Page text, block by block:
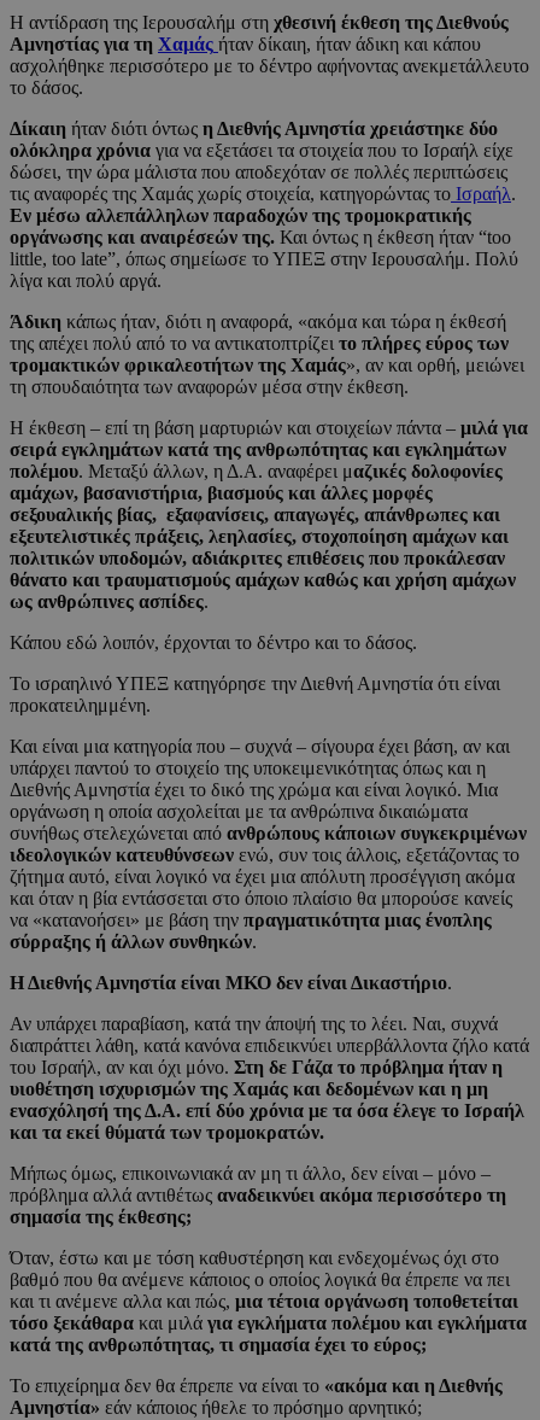
Η αντίδραση της Ιερουσαλήμ στη χθεσινή έκθεση της Διεθνούς
Αμνηστίας για τη Χαμάς ήταν δίκαιη, ήταν άδικη και κάπου
ασχολήθηκε περισσότερο με το δέντρο αφήνοντας ανεκμετάλλευτο
το δάσος.
Δίκαιη ήταν διότι όντως η Διεθνής Αμνηστία χρειάστηκε δύο
ολόκληρα χρόνια για να εξετάσει τα στοιχεία που το Ισραήλ είχε
δώσει, την ώρα μάλιστα που αποδεχόταν σε πολλές περιπτώσεις
τις αναφορές της Χαμάς χωρίς στοιχεία, κατηγορώντας το Ισραήλ.
Εν μέσω αλλεπάλληλων παραδοχών της τρομοκρατικής
οργάνωσης και αναιρέσεών της. Και όντως η έκθεση ήταν “too
little, too late”, όπως σημείωσε το ΥΠΕΞ στην Ιερουσαλήμ. Πολύ
λίγα και πολύ αργά.
Άδικη κάπως ήταν, διότι η αναφορά, «ακόμα και τώρα η έκθεσή
της απέχει πολύ από το να αντικατοπτρίζει το πλήρες εύρος των
τρομακτικών φρικαλεοτήτων της Χαμάς», αν και ορθή, μειώνει
τη σπουδαιότητα των αναφορών μέσα στην έκθεση.
Η έκθεση – επί τη βάση μαρτυριών και στοιχείων πάντα – μιλά για
σειρά εγκλημάτων κατά της ανθρωπότητας και εγκλημάτων
πολέμου. Μεταξύ άλλων, η Δ.Α. αναφέρει μαζικές δολοφονίες
αμάχων, βασανιστήρια, βιασμούς και άλλες μορφές
σεξουαλικής βίας, εξαφανίσεις, απαγωγές, απάνθρωπες και
εξευτελιστικές πράξεις, λεηλασίες, στοχοποίηση αμάχων και
πολιτικών υποδομών, αδιάκριτες επιθέσεις που προκάλεσαν
θάνατο και τραυματισμούς αμάχων καθώς και χρήση αμάχων
ως ανθρώπινες ασπίδες.
Κάπου εδώ λοιπόν, έρχονται το δέντρο και το δάσος.
Το ισραηλινό ΥΠΕΞ κατηγόρησε την Διεθνή Αμνηστία ότι είναι
προκατειλημμένη.
Και είναι μια κατηγορία που – συχνά – σίγουρα έχει βάση, αν και
υπάρχει παντού το στοιχείο της υποκειμενικότητας όπως και η
Διεθνής Αμνηστία έχει το δικό της χρώμα και είναι λογικό. Μια
οργάνωση η οποία ασχολείται με τα ανθρώπινα δικαιώματα
συνήθως στελεχώνεται από ανθρώπους κάποιων συγκεκριμένων
ιδεολογικών κατευθύνσεων ενώ, συν τοις άλλοις, εξετάζοντας το
ζήτημα αυτό, είναι λογικό να έχει μια απόλυτη προσέγγιση ακόμα
και όταν η βία εντάσσεται στο όποιο πλαίσιο θα μπορούσε κανείς
να «κατανοήσει» με βάση την πραγματικότητα μιας ένοπλης
σύρραξης ή άλλων συνθηκών.
Η Διεθνής Αμνηστία είναι ΜΚΟ δεν είναι Δικαστήριο.
Αν υπάρχει παραβίαση, κατά την άποψή της το λέει. Ναι, συχνά
διαπράττει λάθη, κατά κανόνα επιδεικνύει υπερβάλλοντα ζήλο κατά
του Ισραήλ, αν και όχι μόνο. Στη δε Γάζα το πρόβλημα ήταν η
υιοθέτηση ισχυρισμών της Χαμάς και δεδομένων και η μη
ενασχόλησή της Δ.Α. επί δύο χρόνια με τα όσα έλεγε το Ισραήλ
και τα εκεί θύματά των τρομοκρατών.
Μήπως όμως, επικοινωνιακά αν μη τι άλλο, δεν είναι – μόνο –
πρόβλημα αλλά αντιθέτως αναδεικνύει ακόμα περισσότερο τη
σημασία της έκθεσης;
Όταν, έστω και με τόση καθυστέρηση και ενδεχομένως όχι στο
βαθμό που θα ανέμενε κάποιος ο οποίος λογικά θα έπρεπε να πει
και τι ανέμενε αλλα και πώς, μια τέτοια οργάνωση τοποθετείται
τόσο ξεκάθαρα και μιλά για εγκλήματα πολέμου και εγκλήματα
κατά της ανθρωπότητας, τι σημασία έχει το εύρος;
Το επιχείρημα δεν θα έπρεπε να είναι το «ακόμα και η Διεθνής
Αμνηστία» εάν κάποιος ήθελε το πρόσημο αρνητικό;